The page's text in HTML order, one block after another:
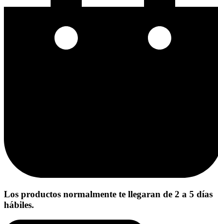
Los productos normalmente te llegaran de 2 a 5 días
hábiles.